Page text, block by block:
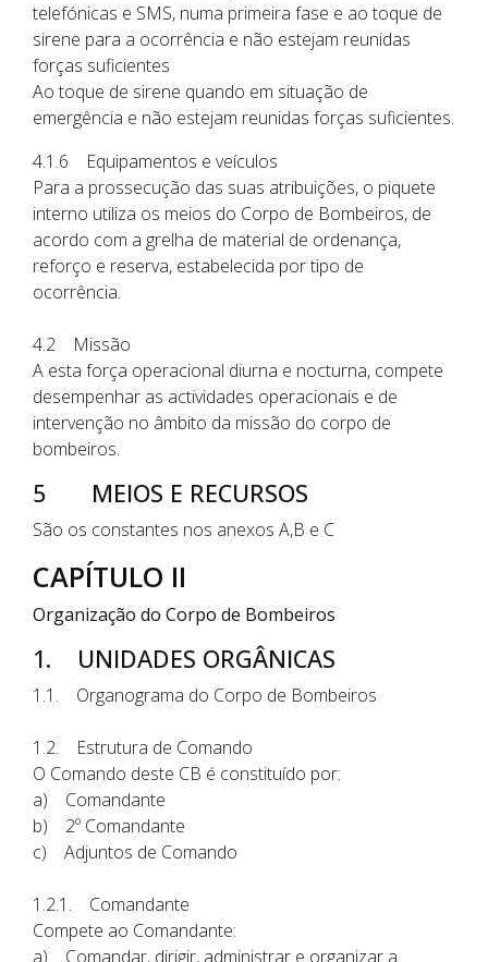
telefónicas e SMS, numa primeira fase e ao toque de
sirene para a ocorrência e não estejam reunidas
forças suficientes
Ao toque de sirene quando em situação de
emergência e não estejam reunidas forças suficientes.
4.1.6 Equipamentos e veículos
Para a prossecução das suas atribuições, o piquete
interno utiliza os meios do Corpo de Bombeiros, de
acordo com a grelha de material de ordenança,
reforço e reserva, estabelecida por tipo de
ocorrência.
4.2 Missão
A esta força operacional diurna e nocturna, compete
desempenhar as actividades operacionais e de
intervenção no âmbito da missão do corpo de
bombeiros.
5 MEIOS E RECURSOS
São os constantes nos anexos A,B e C
CAPÍTULO II
Organização do Corpo de Bombeiros
1. UNIDADES ORGÂNICAS
1.1. Organograma do Corpo de Bombeiros
1.2. Estrutura de Comando
O Comando deste CB é constituído por:
a) Comandante
b) 2º Comandante
c) Adjuntos de Comando
1.2.1. Comandante
Compete ao Comandante:
a) Comandar, dirigir, administrar e organizar a